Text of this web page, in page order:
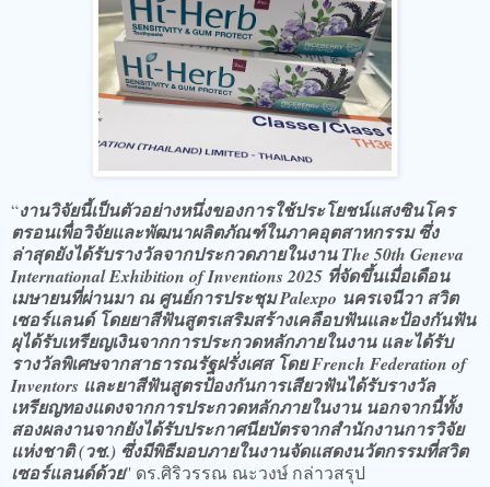
“งานวิจัยนี้เป็นตัวอย่างหนึ่งของการใช้ประโยชน์แสงซินโคร
ตรอนเพื่อวิจัยและพัฒนาผลิตภัณฑ์ในภาคอุตสาหกรรม ซึ่ง
ล่าสุดยังได้รับรางวัลจากประกวดภายในงาน The 50th Geneva
International Exhibition of Inventions 2025 ที่จัดขึ้นเมื่อเดือน
เมษายนที่ผ่านมา ณ ศูนย์การประชุม Palexpo นครเจนีวา สวิต
เซอร์แลนด์ โดยยาสีฟันสูตรเสริมสร้างเคลือบฟันและป้องกันฟัน
ผุได้รับเหรียญเงินจากการประกวดหลักภายในงาน และได้รับ
รางวัลพิเศษจากสาธารณรัฐฝรั่งเศส โดย French Federation of
Inventors และยาสีฟันสูตรป้องกันการเสียวฟันได้รับรางวัล
เหรียญทองแดงจากการประกวดหลักภายในงาน นอกจากนี้ทั้ง
สองผลงานจากยังได้รับประกาศนียบัตรจากสำนักงานการวิจัย
แห่งชาติ (วช.) ซึ่งมีพิธีมอบภายในงานจัดแสดงนวัตกรรมที่สวิต
เซอร์แลนด์ด้วย" ดร.ศิริวรรณ ณะวงษ์ กล่าวสรุป